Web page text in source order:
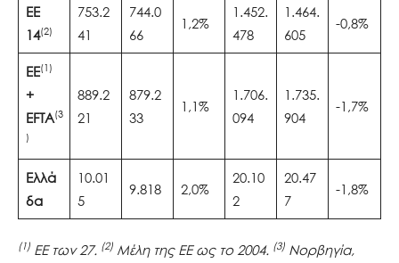
ΕΕ
14(2)
753.2
41
744.0
66
1,2%
1.452.
478
1.464.
605
-0,8%
ΕΕ(1)
+
EFTA(3
)
889.2
21
879.2
33
1,1%
1.706.
094
1.735.
904
-1,7%
Ελλά
δα
10.01
5
9.818 2,0%
20.10
2
20.47
7
-1,8%
(1) ΕΕ των 27. (2) Μέλη της ΕΕ ως το 2004. (3) Νορβηγία,